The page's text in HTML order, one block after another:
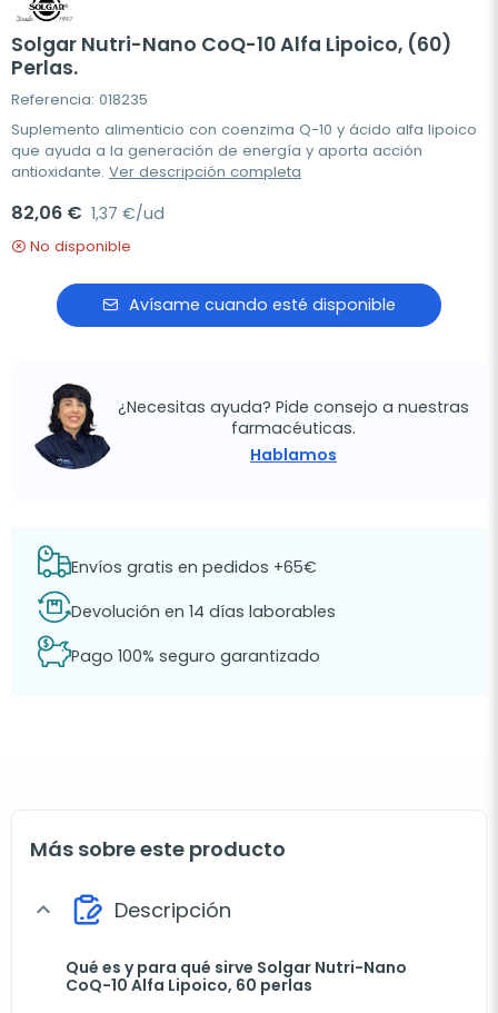
Solgar Nutri-Nano CoQ-10 Alfa Lipoico, (60)
Perlas.
Referencia: 018235
Suplemento alimenticio con coenzima Q-10 y ácido alfa lipoico
que ayuda a la generación de energía y aporta acción
antioxidante. Ver descripción completa
82,06 € 1,37 €/ud
No disponible
Avísame cuando esté disponible
¿Necesitas ayuda? Pide consejo a nuestras
farmacéuticas.
Hablamos
Envíos gratis en pedidos +65€
Devolución en 14 días laborables
Pago 100% seguro garantizado
Más sobre este producto
expand_more Descripción
Qué es y para qué sirve Solgar Nutri-Nano
CoQ-10 Alfa Lipoico, 60 perlas